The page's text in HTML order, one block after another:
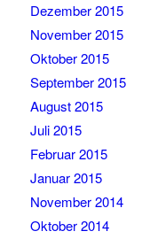
Dezember 2015
November 2015
Oktober 2015
September 2015
August 2015
Juli 2015
Februar 2015
Januar 2015
November 2014
Oktober 2014